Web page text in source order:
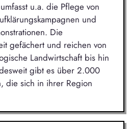
u.a. die Pflege von
und
Die
gefächert und reichen von
Landwirtschaft bis hin
gibt es über 2.000
die sich in ihrer Region